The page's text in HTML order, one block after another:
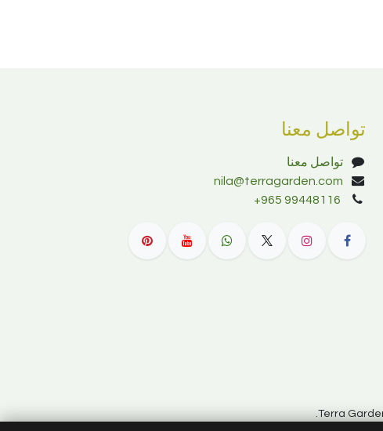
تواصل معنا
تواصل معنا
nila@terragarden.com
+965 99448116